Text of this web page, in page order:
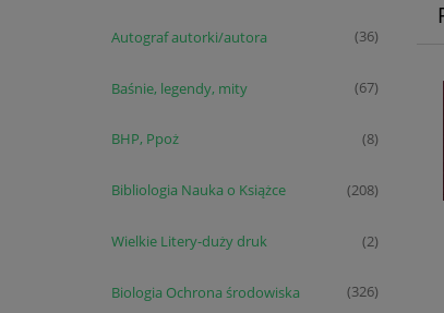
Autograf autorki/autora (36)
Baśnie, legendy, mity (67)
BHP, Ppoż (8)
Bibliologia Nauka o Książce (208)
Wielkie Litery-duży druk (2)
Biologia Ochrona środowiska (326)